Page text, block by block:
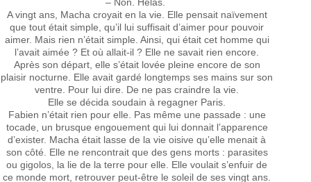
A vingt ans, Macha croyait en la vie. Elle pensait naïvement
que tout était simple, qu’il lui suffisait d’aimer pour pouvoir
aimer. Mais rien n’était simple. Ainsi, qui était cet homme qui
l’avait aimée ? Et où allait-il ? Elle ne savait rien encore.
Après son départ, elle s’était lovée pleine encore de son
plaisir nocturne. Elle avait gardé longtemps ses mains sur son
ventre. Pour lui dire. De ne pas craindre la vie.
Elle se décida soudain à regagner Paris.
Fabien n’était rien pour elle. Pas même une passade : une
tocade, un brusque engouement qui lui donnait l’apparence
d’exister. Macha était lasse de la vie oisive qu’elle menait à
son côté. Elle ne rencontrait que des gens morts : parasites
ou gigolos, la lie de la terre pour elle. Elle voulait s’enfuir de
ce monde mort, retrouver peut-être le soleil de ses vingt ans.